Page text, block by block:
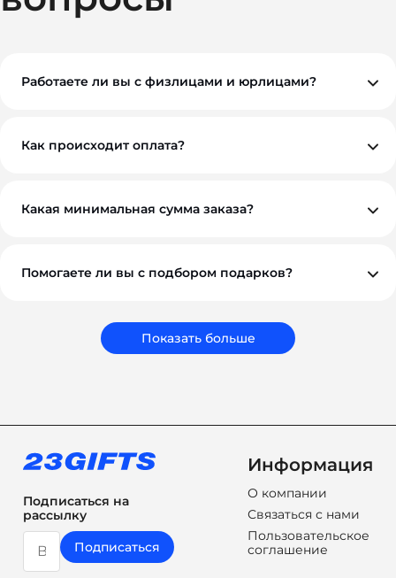
Работаете ли вы с физлицами и юрлицами?
Как происходит оплата?
обсудим индивидуально. Для оптовых и
корпоративных клиентов возможны гибкие условия.
Какая минимальная сумма заказа?
Помогаете ли вы с подбором подарков?
сувениры, а решения, которые работают на ваш
Показать больше
Подписаться на
рассылку
Подписаться
Информация
О компании
Связаться с нами
Пользовательское
соглашение